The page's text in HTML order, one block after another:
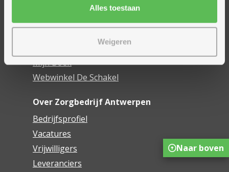
Alles toestaan
Weigeren
Financieel comfort
Mijn Zorgbedrijf
Onze innovaties
Mijn Boek
Webwinkel De Schakel
Over Zorgbedrijf Antwerpen
Bedrijfsprofiel
Vacatures
Vrijwilligers
Leveranciers
Naar boven